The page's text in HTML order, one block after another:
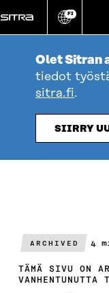
suoraan
sisältöön
Vaihda
kieli
FI
Olet Sitran
tiedot
sitra.fi.
SIIRRY
ARCHIVED 4
TÄMÄ SIVU ON
VANHENTUNUTTA